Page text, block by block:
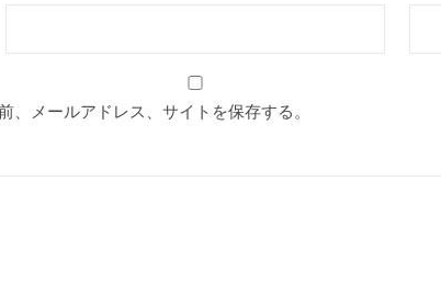
メールアドレス、サイトを保存する。